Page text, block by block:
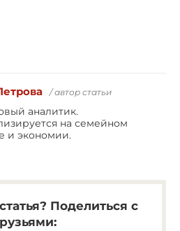
/ автор статьи
аналитик.
на семейном
и экономии.
Поделиться с